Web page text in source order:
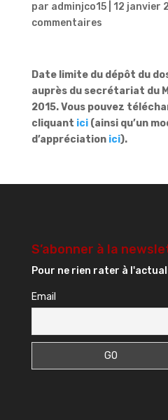
par adminjco15| 12 janvier
commentaires
Date limite du dépôt du
auprès du secrétariat du
2015.Vous pouvez
cliquant ici(ainsi qu’un
d’appréciation ici).
S’abonner à la
Pour ne rien rater à
Email